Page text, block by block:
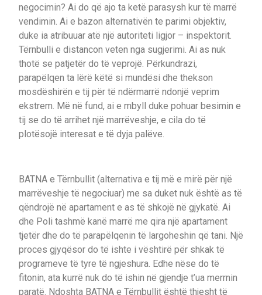
negocimin? Ai do që ajo ta ketë parasysh kur të marrë
vendimin. Ai e bazon alternativën te parimi objektiv,
duke ia atribuuar atë një autoriteti ligjor – inspektorit.
Tërnbulli e distancon veten nga sugjerimi. Ai as nuk
thotë se patjetër do të veprojë. Përkundrazi,
parapëlqen ta lërë këtë si mundësi dhe thekson
mosdëshirën e tij për të ndërmarrë ndonjë veprim
ekstrem. Më në fund, ai e mbyll duke pohuar besimin e
tij se do të arrihet një marrëveshje, e cila do të
plotësojë interesat e të dyja palëve.
BATNA e Tërnbullit (alternativa e tij më e mirë për një
marrëveshje të negociuar) me sa duket nuk është as të
qëndrojë në apartament e as të shkojë në gjykatë. Ai
dhe Poli tashmë kanë marrë me qira një apartament
tjetër dhe do të parapëlqenin të largoheshin që tani. Një
proces gjyqësor do të ishte i vështirë për shkak të
programeve të tyre të ngjeshura. Edhe nëse do të
fitonin, ata kurrë nuk do të ishin në gjendje t’ua merrnin
paratë. Ndoshta BATNA e Tërnbullit është thjesht të